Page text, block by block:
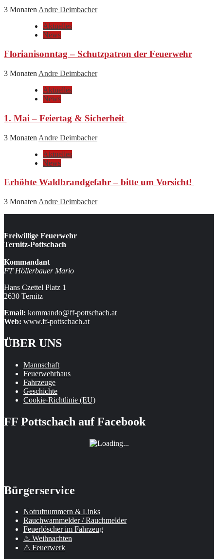
3 Monaten Andre Deimbacher
Aktuelles
News
Florianisonntag – Schutzpatron der Feuerwehr
3 Monaten Andre Deimbacher
Aktuelles
News
1. Mai – Feiertag & Sicherheit
3 Monaten Andre Deimbacher
Aktuelles
News
Erhöhte Waldbrandgefahr – bitte um Vorsicht!
3 Monaten Andre Deimbacher
Freiwillige Feuerwehr
Ternitz-Pottschach
Kommandant
FT Höllerbauer Mario
Hans Czettel Platz 1
2630 Ternitz
Email: kommando@ff-pottschach.at
Web: www.ff-pottschach.at
ÜBER UNS
Mannschaft
Feuerwehrhaus
Fahrzeuge
Geschichte
Cookie-Richtlinie (EU)
FF Pottschach auf Facebook
Bürgerservice
Notrufnummern & Links
Rauchwarnmelder / Rauchmelder
Feuerlöscher im Fahrzeug
♨ Weihnachten
⚠ Feuerwerk